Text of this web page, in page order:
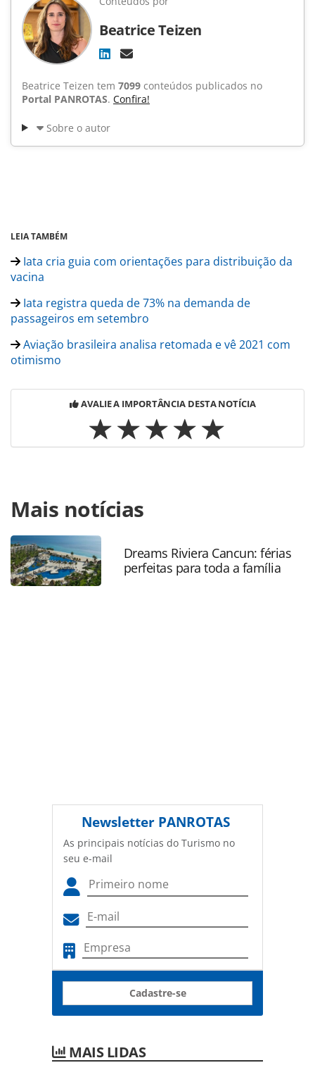
Beatrice Teizen
Beatrice Teizen tem 7099 conteúdos publicados no
Portal PANROTAS. Confira!
Sobre o autor
LEIA TAMBÉM
Iata cria guia com orientações para distribuição da
vacina
Iata registra queda de 73% na demanda de
passageiros em setembro
Aviação brasileira analisa retomada e vê 2021 com
otimismo
AVALIE A IMPORTÂNCIA DESTA NOTÍCIA
https://www.panrotas.com.br/mercado/agencias-de-
viagens/2020/11/servico-tids-da-iata-e-oferecido-sem-
custo-as-agencias-de-viagens_178084.html ou as
ferramentas oferecidas na página. Todo o conteúdo
produzido pela PANROTAS Editora é protegido pela
legislação brasileira sobre direito autoral. Não reproduza o
Mais notícias
Dreams Riviera Cancun: férias
perfeitas para toda a família
Newsletter PANROTAS
As principais notícias do Turismo no
seu e-mail
Cadastre-se
MAIS LIDAS